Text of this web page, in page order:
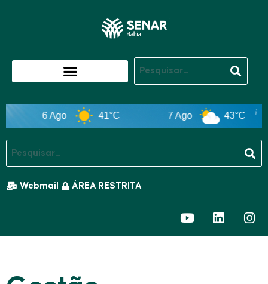
6 Ago 41°C 7 Ago 43°C
Webmail ÁREA RESTRITA